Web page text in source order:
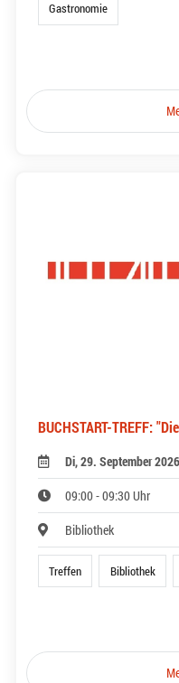
Gastronomie
BUCHSTART-TREFF:
Di, 29. September 2026
09:00 - 09:30 Uhr
Bibliothek
Treffen Bibliothek